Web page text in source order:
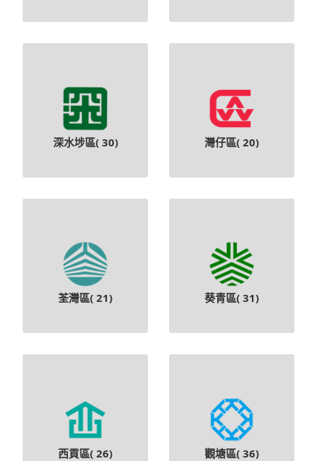
深水埗區( 30) 灣仔區( 20)
荃灣區( 21) 葵青區( 31)
西貢區( 26) 觀塘區( 36)